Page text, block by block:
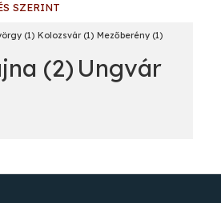
SZERINT
(1) Kolozsvár(1) Mezőberény (1)
(2) Ungvár